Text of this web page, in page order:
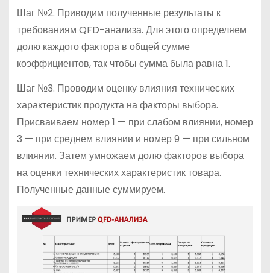
Шаг №2. Приводим полученные результаты к
требованиям QFD-анализа. Для этого определяем
долю каждого фактора в общей сумме
коэффициентов, так чтобы сумма была равна 1.
Шаг №3. Проводим оценку влияния технических
характеристик продукта на факторы выбора.
Присваиваем номер 1 — при слабом влиянии, номер
3 — при среднем влиянии и номер 9 — при сильном
влиянии. Затем умножаем долю факторов выбора
на оценки технических характеристик товара.
Полученные данные суммируем.